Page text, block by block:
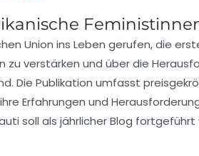
Union ins Leben gerufen, die
zu verstärken und über die
Die Publikation umfasst
Erfahrungen und
soll als jährlicher Blog